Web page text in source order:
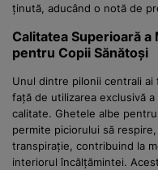
ținută, aducând o notă de
Calitatea Superioară a
pentru Copii Sănătoși
Unul dintre pilonii centrali ai
față de utilizarea exclusivă
calitate. Ghetele albe
permite piciorului să
transpirație, contribuind la
interiorul încălțămintei.